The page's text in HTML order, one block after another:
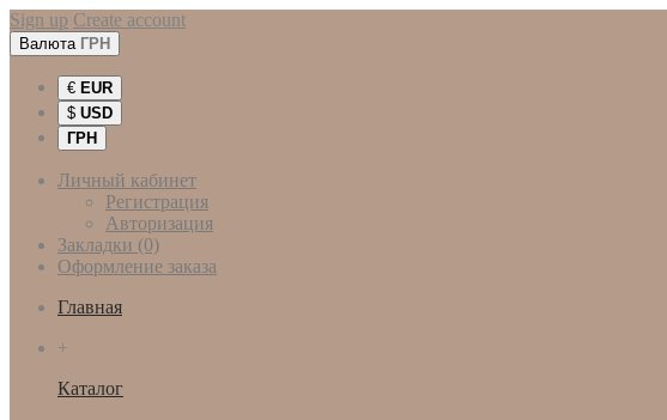
Sign up Create account
Валюта ГРН
€ EUR
$ USD
ГРН
Личный кабинет
Регистрация
Авторизация
Закладки (0)
Оформление заказа
Главная
+
Каталог